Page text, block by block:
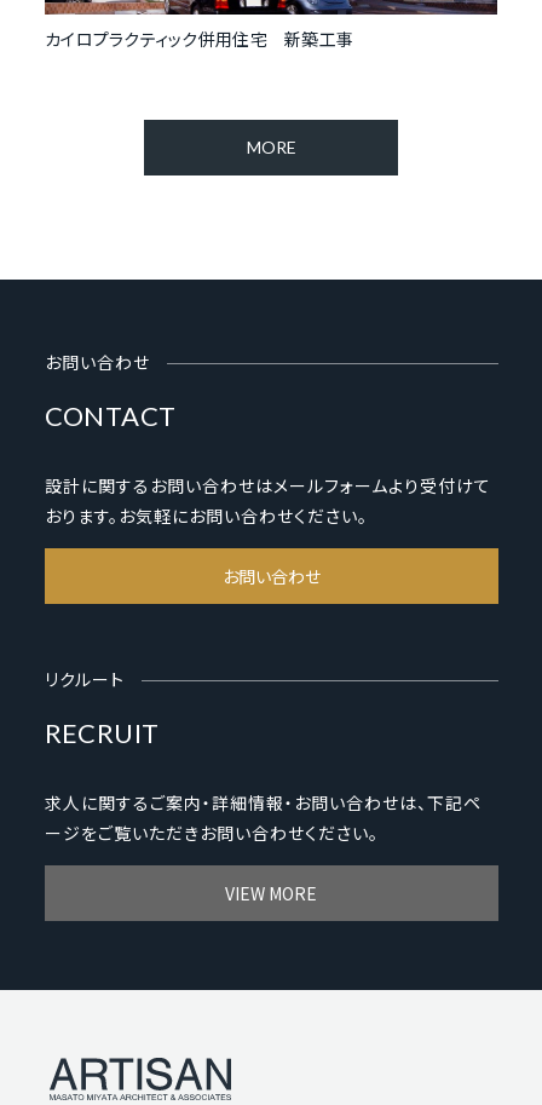
カイロプラクティック併用住宅 新築工事
MORE
お問い合わせ
CONTACT
設計に関するお問い合わせはメールフォームより受付けて
おります。お気軽にお問い合わせください。
お問い合わせ
リクルート
RECRUIT
求人に関するご案内・詳細情報・お問い合わせは、下記ペ
ージをご覧いただきお問い合わせください。
VIEW MORE